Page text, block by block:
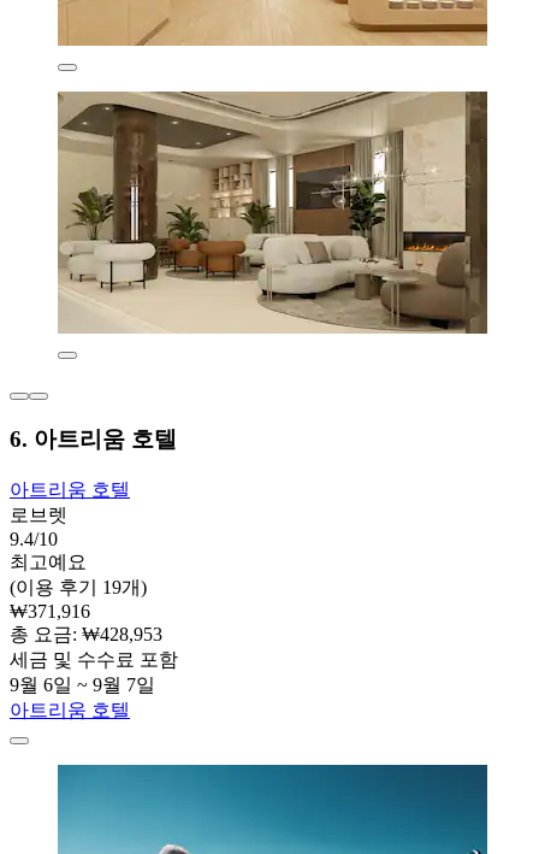
6. 아트리움 호텔
아트리움 호텔
로브렛
9.4/10
최고예요
(이용 후기 19개)
₩371,916
총 요금: ₩428,953
세금 및 수수료 포함
9월 6일 ~ 9월 7일
아트리움 호텔